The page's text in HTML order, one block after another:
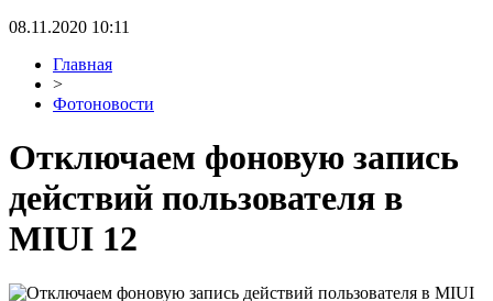
08.11.2020 10:11
Главная
>
Фотоновости
Отключаем фоновую запись
действий пользователя в
MIUI 12